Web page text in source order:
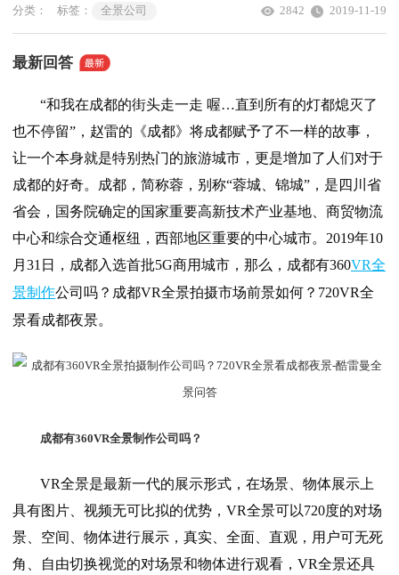
分类： 标签： 全景公司 2019-11-19
2842
最新回答
“和我在成都的街头走一走 喔…直到所有的灯都熄灭了
也不停留”，赵雷的《成都》将成都赋予了不一样的故事，
让一个本身就是特别热门的旅游城市，更是增加了人们对于
成都的好奇。成都，简称蓉，别称“蓉城、锦城”，是四川省
省会，国务院确定的国家重要高新技术产业基地、商贸物流
中心和综合交通枢纽，西部地区重要的中心城市。2019年10
月31日，成都入选首批5G商用城市，那么，成都有360VR全
景制作公司吗？成都VR全景拍摄市场前景如何？720VR全
景看成都夜景。
成都有360VR全景制作公司吗？
VR全景是最新一代的展示形式，在场景、物体展示上
具有图片、视频无可比拟的优势，VR全景可以720度的对场
景、空间、物体进行展示，真实、全面、直观，用户可无死
角、自由切换视觉的对场景和物体进行观看，VR全景还具